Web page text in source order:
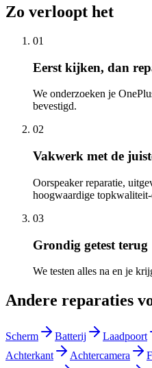
Zo verloopt het
01
Eerst kijken, dan
We onderzoeken je
bevestigd.
02
Vakwerk met de
Oorspeaker reparatie,
hoogwaardige
03
Grondig getest terug
We testen alles na en je
Andere reparaties
Scherm Batterij Laadpoort
Achterkant
Achtercamera